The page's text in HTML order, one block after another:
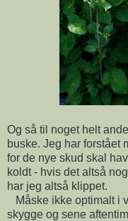
Og så til noget helt
buske. Jeg har forstået
for de nye skud skal
koldt - hvis det altså
har jeg altså klippet.
Måske ikke optimalt i
skygge og sene